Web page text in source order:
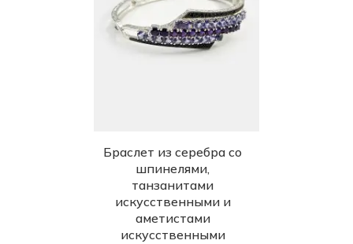
Браслет из серебра со
шпинелями,
танзанитами
искусственными и
аметистами
искусственными